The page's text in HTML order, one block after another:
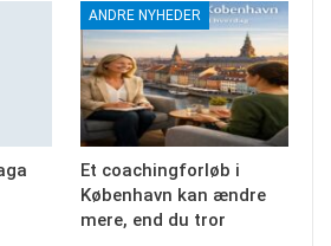
ANDRE NYHEDER
Et coachingforløb i
København kan ændre
mere, end du tror